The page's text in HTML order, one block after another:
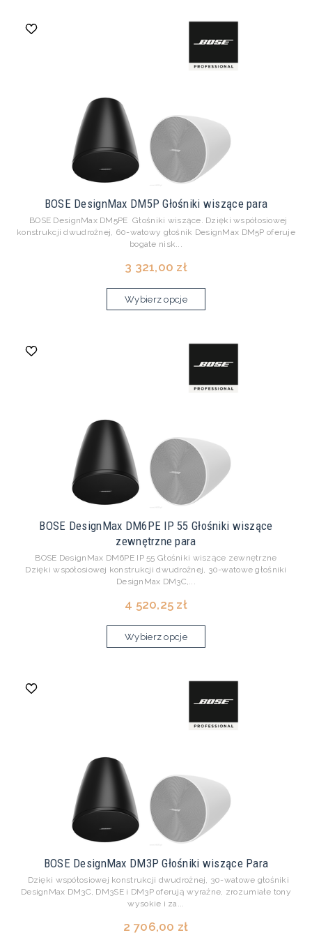
BOSE DesignMax DM5P Głośniki wiszące para
BOSE DesignMax DM5PE Głośniki wiszące. Dzięki współosiowej
konstrukcji dwudrożnej, 60-watowy głośnik DesignMax DM5P oferuje
bogate nisk...
3 321,00 zł
Wybierz opcje
BOSE DesignMax DM6PE IP 55 Głośniki wiszące
zewnętrzne para
BOSE DesignMax DM6PE IP 55 Głośniki wiszące zewnętrzne
Dzięki współosiowej konstrukcji dwudrożnej, 30-watowe głośniki
DesignMax DM3C,...
4 520,25 zł
Wybierz opcje
BOSE DesignMax DM3P Głośniki wiszące Para
Dzięki współosiowej konstrukcji dwudrożnej, 30-watowe głośniki
DesignMax DM3C, DM3SE i DM3P oferują wyraźne, zrozumiałe tony
wysokie i za...
2 706,00 zł